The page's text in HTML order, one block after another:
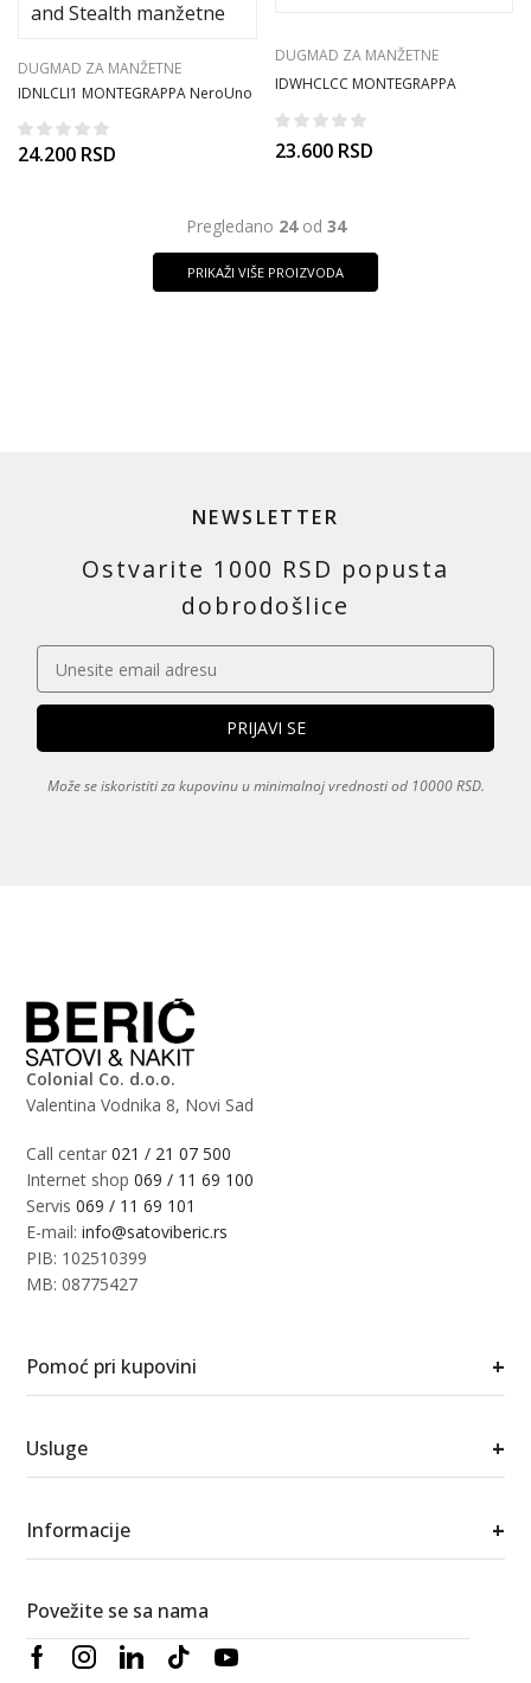
DUGMAD ZA MANŽETNE
IDNLCLI1 MONTEGRAPPA NeroUno
Linea Style and Stealth manžetne
24.200 RSD
DUGMAD ZA MANŽETNE
IDWHCLCC MONTEGRAPPA
23.600 RSD
Pregledano 24od 34
PRIKAŽI VIŠE PROIZVODA
NEWSLETTER
Ostvarite 1000 RSD popusta
dobrodošlice
Može se iskoristiti za kupovinu u minimalnoj vrednosti od 10000 RSD.
Colonial Co. d.o.o.
Valentina Vodnika 8, Novi Sad
Call centar021 / 21 07 500
Internet shop069 / 11 69 100
Servis069 / 11 69 101
E-mail:info@satoviberic.rs
PIB: 102510399
MB: 08775427
Pomoć pri kupovini +
Usluge +
Informacije +
Povežite se sa nama